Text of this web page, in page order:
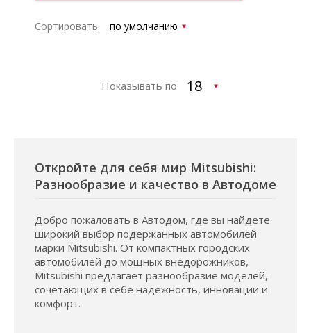
Сортировать:
Показывать по
Откройте для себя мир Mitsubishi:
Разнообразие и качество в Автодоме
Добро пожаловать в Автодом, где вы найдете
широкий выбор подержанных автомобилей
марки Mitsubishi. От компактных городских
автомобилей до мощных внедорожников,
Mitsubishi предлагает разнообразие моделей,
сочетающих в себе надежность, инновации и
комфорт.